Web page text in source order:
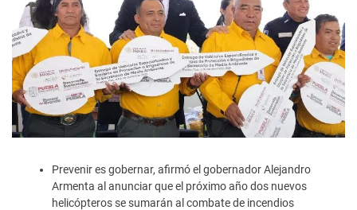
Prevenir es gobernar, afirmó el gobernador Alejandro
Armenta al anunciar que el próximo año dos nuevos
helicópteros se sumarán al combate de incendios